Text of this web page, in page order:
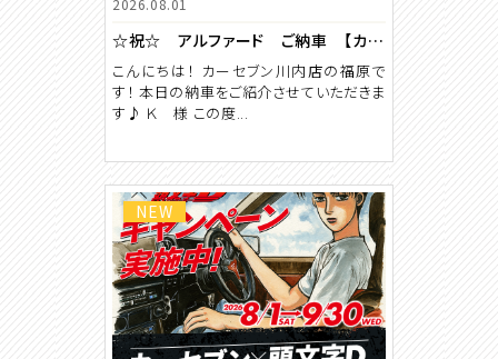
2026.08.01
☆祝☆ アルファード ご納車 【カーセブン川内店】
こんにちは！ カーセブン川内店の福原で
す！ 本日の納車をご紹介させていただきま
す♪ Ｋ 様 この度...
NEW